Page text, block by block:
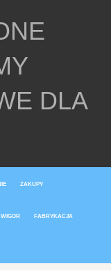
DLA
ZAKUPY
WIGOR FABRYKACJA